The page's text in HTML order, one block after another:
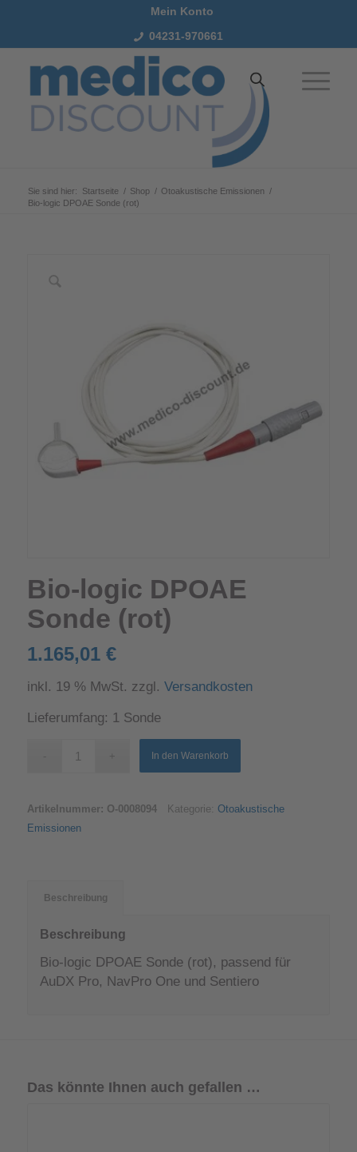
Mein Konto
04231-970661
Sie sind hier: Startseite / Shop / Otoakustische Emissionen /
Bio-logic DPOAE Sonde (rot)
Bio-logic DPOAE
Sonde (rot)
1.165,01 €
inkl. 19 % MwSt. zzgl. Versandkosten
Lieferumfang: 1 Sonde
In den Warenkorb
Artikelnummer: O-0008094 Kategorie: Otoakustische
Emissionen
Beschreibung
Beschreibung
Bio-logic DPOAE Sonde (rot), passend für
AuDX Pro, NavPro One und Sentiero
Das könnte Ihnen auch gefallen …